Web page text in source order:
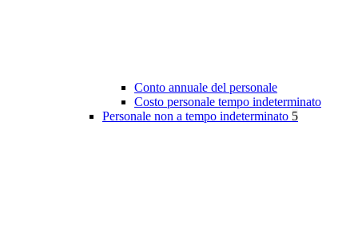
Conto annuale del personale
Costo personale tempo indeterminato
Personale non a tempo indeterminato 5